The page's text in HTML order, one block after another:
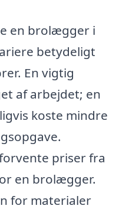
en brolægger i
betydeligt
En vigtig
af arbejdet; en
koste mindre
priser fra
en brolægger.
for materialer